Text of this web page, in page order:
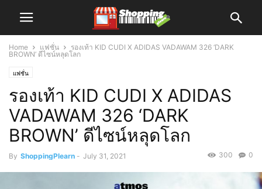
Home แฟชั่น
รองเท้า KID CUDI X ADIDAS VADAWAM 326 ‘DARK
BROWN’ ดีไซน์หลุดโลก
แฟชั่น
รองเท้า KID CUDI X ADIDAS
VADAWAM 326 ‘DARK
BROWN’ ดีไซน์หลุดโลก
By ShoppingPlearn - July 31, 2021 0
300